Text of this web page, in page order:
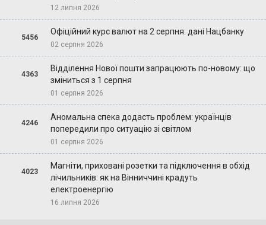
12 липня 2026
5456
Офіційний курс валют на 2 серпня: дані Нацбанку
02 серпня 2026
4363
Відділення Нової пошти запрацюють по-новому: що
зміниться з 1 серпня
01 серпня 2026
4246
Аномальна спека додасть проблем: українців
попередили про ситуацію зі світлом
01 серпня 2026
4023
Магніти, приховані розетки та підключення в обхід
лічильників: як на Вінниччині крадуть
електроенергію
16 липня 2026